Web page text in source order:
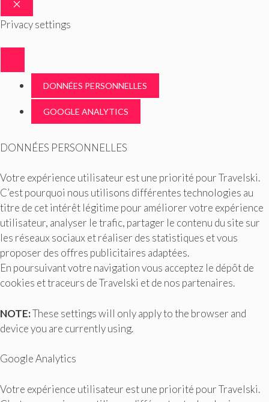
FERMER
Privacy settings
DONNÉES PERSONNELLES
GOOGLE ANALYTICS
DONNÉES PERSONNELLES
Votre expérience utilisateur est une priorité pour Travelski.
C’est pourquoi nous utilisons différentes technologies au
titre de cet intérêt légitime pour améliorer votre expérience
utilisateur, analyser le trafic, partager le contenu du site sur
les réseaux sociaux et réaliser des statistiques et vous
proposer des offres publicitaires adaptées.
En poursuivant votre navigation vous acceptez le dépôt de
cookies et traceurs de Travelski et de nos partenaires.
NOTE:These settings will only apply to the browser and
device you are currently using.
Google Analytics
Votre expérience utilisateur est une priorité pour Travelski.